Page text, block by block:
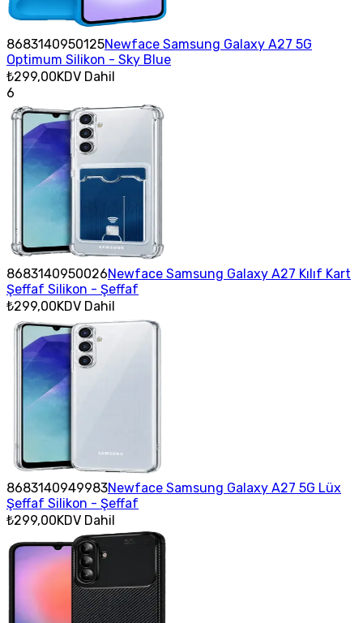
8683140950125Newface Samsung Galaxy A27 5G
Optimum Silikon - Sky Blue
₺299,00KDV Dahil
6
8683140950026Newface Samsung Galaxy A27 Kılıf Kart
Şeffaf Silikon - Şeffaf
₺299,00KDV Dahil
8683140949983Newface Samsung Galaxy A27 5G Lüx
Şeffaf Silikon - Şeffaf
₺299,00KDV Dahil